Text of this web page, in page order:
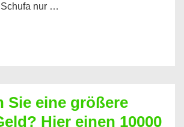
nur …
Sie eine größere
Hier einen 10000